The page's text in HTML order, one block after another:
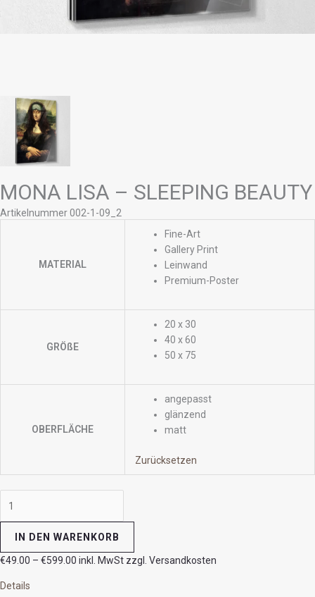
MONA LISA – SLEEPING BEAUTY
Artikelnummer 002-1-09_2
MATERIAL
Fine-Art
Gallery Print
Leinwand
Premium-Poster
GRÖßE
20 x 30
40 x 60
50 x 75
OBERFLÄCHE
angepasst
glänzend
matt
Zurücksetzen
IN DEN WARENKORB
€49.00 – €599.00 inkl. MwSt zzgl. Versandkosten
Details